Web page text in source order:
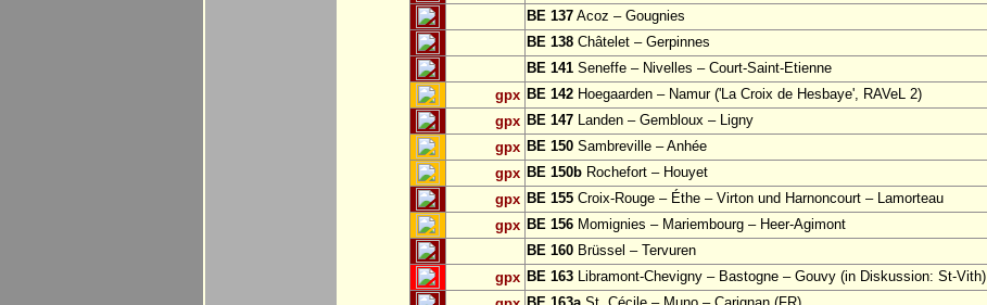
BE 137 Acoz – Gougnies
BE 138 Châtelet – Gerpinnes
BE 141 Seneffe – Nivelles – Court-Saint-Etienne
gpx BE 142 Hoegaarden – Namur ('La Croix de Hesbaye', RAVeL 2)
gpx BE 147 Landen – Gembloux – Ligny
gpx BE 150 Sambreville – Anhée
gpx BE 150b Rochefort – Houyet
gpx BE 155 Croix-Rouge – Éthe – Virton und Harnoncourt – Lamorteau
gpx BE 156 Momignies – Mariembourg – Heer-Agimont
BE 160 Brüssel – Tervuren
gpx BE 163 Libramont-Chevigny – Bastogne – Gouvy (in Diskussion: St-Vith)